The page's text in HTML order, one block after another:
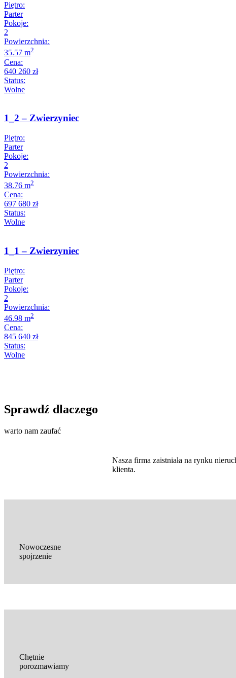
Piętro:
Parter
Pokoje:
2
Powierzchnia:
35.57 m2
Cena:
640 260 zł
Status:
Wolne
1_2 – Zwierzyniec
Piętro:
Parter
Pokoje:
2
Powierzchnia:
38.76 m2
Cena:
697 680 zł
Status:
Wolne
1_1 – Zwierzyniec
Piętro:
Parter
Pokoje:
2
Powierzchnia:
46.98 m2
Cena:
845 640 zł
Status:
Wolne
Sprawdź dlaczego
warto nam zaufać
Nasza firma zaistniała na rynku
klienta.
Nowoczesne
spojrzenie
Chętnie
porozmawiamy